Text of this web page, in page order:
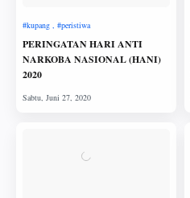
PERINGATAN HARI ANTI
NARKOBA NASIONAL (HANI)
2020